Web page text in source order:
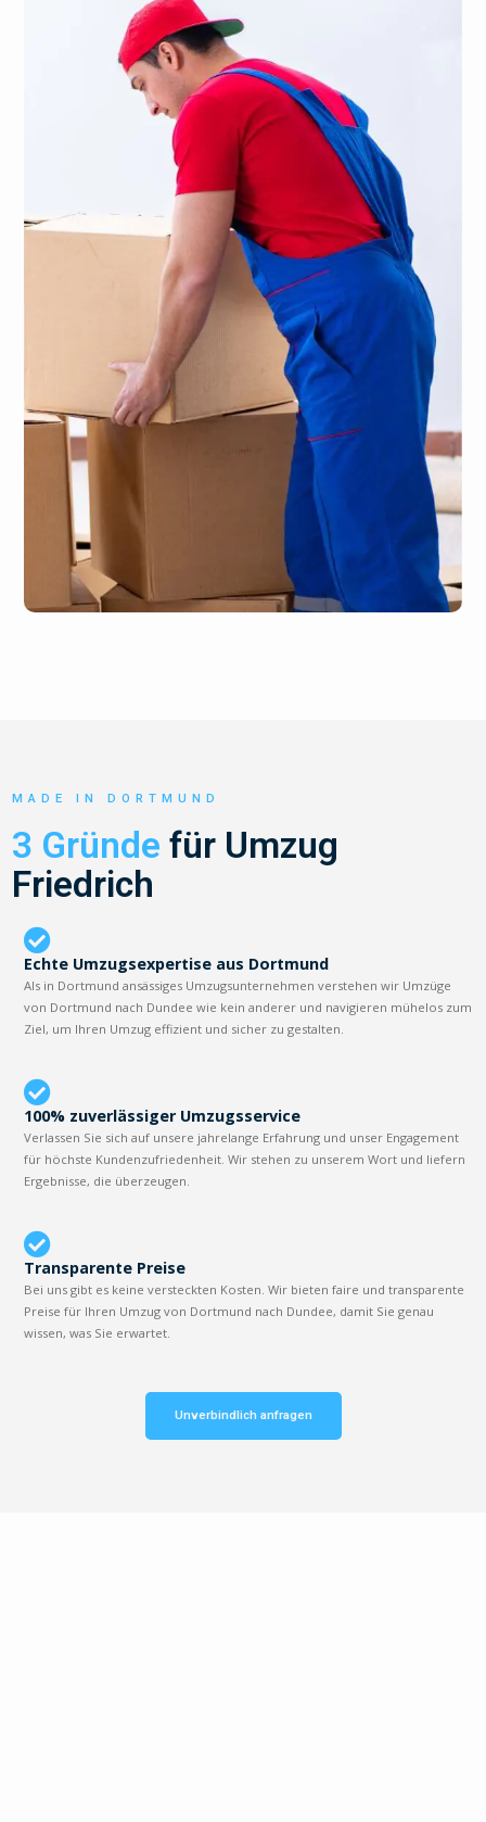
MADE IN DORTMUND
3 Gründe für Umzug
Friedrich
Echte Umzugsexpertise aus Dortmund
Als in Dortmund ansässiges Umzugsunternehmen verstehen wir Umzüge
von Dortmund nach Dundee wie kein anderer und navigieren mühelos zum
Ziel, um Ihren Umzug effizient und sicher zu gestalten.
100% zuverlässiger Umzugsservice
Verlassen Sie sich auf unsere jahrelange Erfahrung und unser Engagement
für höchste Kundenzufriedenheit. Wir stehen zu unserem Wort und liefern
Ergebnisse, die überzeugen.
Transparente Preise
Bei uns gibt es keine versteckten Kosten. Wir bieten faire und transparente
Preise für Ihren Umzug von Dortmund nach Dundee, damit Sie genau
wissen, was Sie erwartet.
Unverbindlich anfragen